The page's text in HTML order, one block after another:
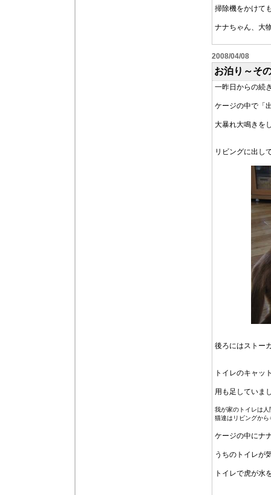
掃除機をかけて
ナナちゃん、大
2008/04/08
お泊り～そ
一昨日からの続
ケージの中で「
大暴れ大鳴きを
リビングに出し
後ろにはストー
トイレのキャッ
用も足していま
我が家のトイレは
猫達はリビングか
ケージの中にナ
うちのトイレが
トイレで虎が水